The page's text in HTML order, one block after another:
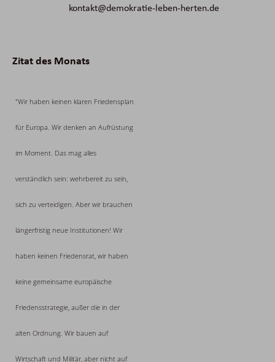
kontakt@demokratie-leben-herten.de
Zitat des Monats
"Wir haben keinen klaren Friedensplan
für Europa. Wir denken an Aufrüstung
im Moment. Das mag alles
verständlich sein: wehrbereit zu sein,
sich zu verteidigen. Aber wir brauchen
längerfristig neue Institutionen! Wir
haben keinen Friedensrat, wir haben
keine gemeinsame europäische
Friedensstrategie, außer die in der
alten Ordnung. Wir bauen auf
Wirtschaft und Militär, aber nicht auf